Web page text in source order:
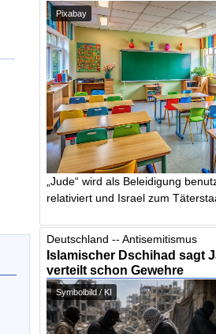
Pixabay
„Jude“ wird als Beleidigung
relativiert und Israel zum
Deutschland -- Antisemitismus
Islamischer Dschihad sagt
verteilt schon Gewehre
Symbolbild / KI